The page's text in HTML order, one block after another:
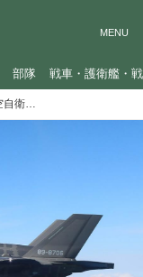
部隊 戦車・護衛艦・